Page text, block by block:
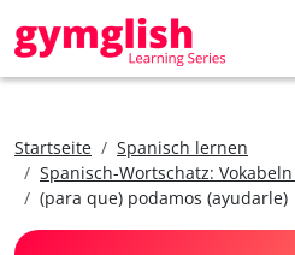
Startseite
Spanisch lernen
Spanisch-Wortschatz:
(para que) podamos (ayudarle)